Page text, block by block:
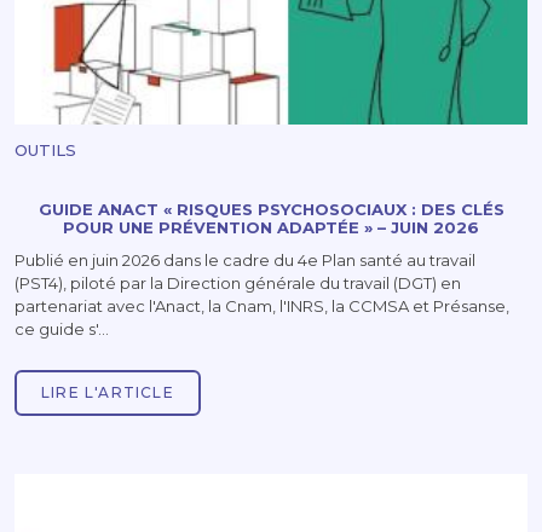
GUIDE ANACT « RISQUES PSYCHOSOCIAUX : DES CLÉS
POUR UNE PRÉVENTION ADAPTÉE » – JUIN 2026
OUTILS
Publié en juin 2026 dans le cadre du 4e Plan santé au travail
(PST4), piloté par la Direction générale du travail (DGT) en
partenariat avec l'Anact, la Cnam, l'INRS, la CCMSA et Présanse,
ce guide s'…
LIRE L'ARTICLE